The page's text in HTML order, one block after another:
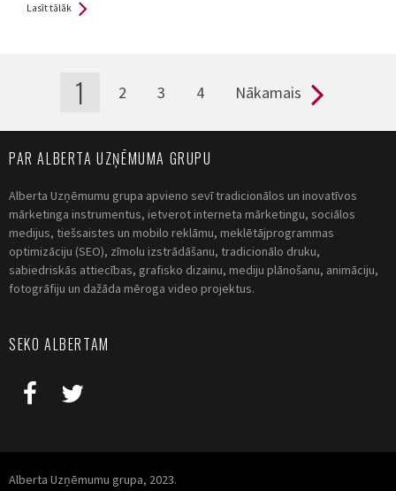
Lasīt tālāk
1 2 3 4 Nākamais
PAR ALBERTA UZŅĒMUMA GRUPU
Alberta Uzņēmumu grupa apvieno sevī tradicionālos un inovatīvos
mārketinga instrumentus, ietverot interneta mārketingu, sociālos
medijus, tiešsaistes un mobilo reklāmu, meklētājprogrammas
optimizāciju (SEO), zīmolu izstrādāšanu, tradicionālo druku,
sabiedriskās attiecības, grafisko dizainu, mediju plānošanu, animāciju,
fotogrāfiju un dažāda mēroga video projektus.
SEKO ALBERTAM
Alberta Uzņēmumu grupa, 2023.